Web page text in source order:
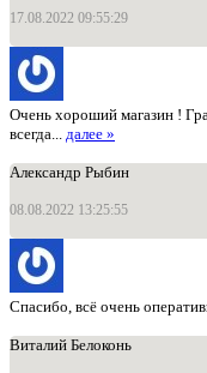
17.08.2022 09:55:29
Очень хороший магазин !
всегда... далее »
Александр Рыбин
08.08.2022 13:25:55
Спасибо, всё очень
Виталий Белоконь